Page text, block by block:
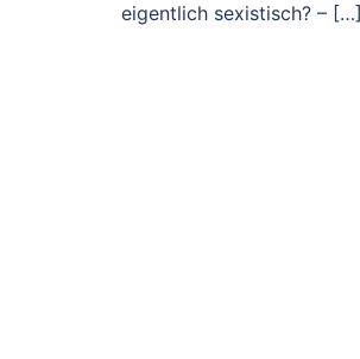
eigentlich sexistisch? – […]